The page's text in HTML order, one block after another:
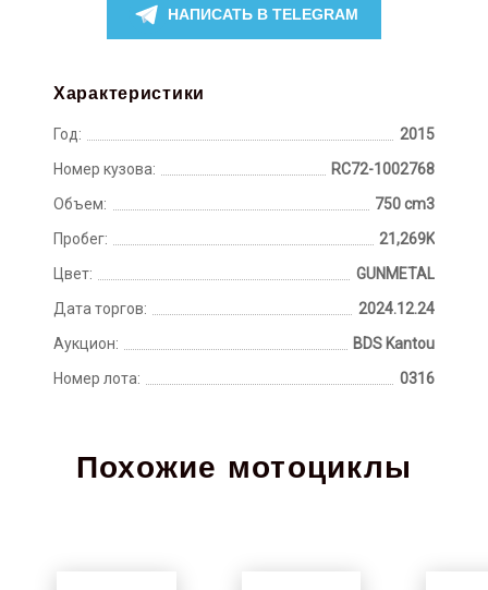
НАПИСАТЬ В TELEGRAM
Характеристики
Год:
2015
Номер кузова:
RC72-1002768
Объем:
750 cm3
Пробег:
21,269K
Цвет:
GUNMETAL
Дата торгов:
2024.12.24
Аукцион:
BDS Kantou
Номер лота:
0316
Похожие мотоциклы